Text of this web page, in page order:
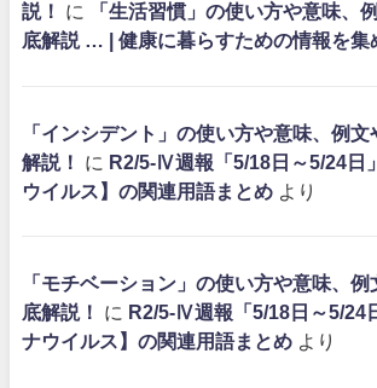
説！
に
「生活習慣」の使い方や意味、
底解説 … | 健康に暮らすための情報を集
「インシデント」の使い方や意味、例
解説！
に R2/5-Ⅳ週報「5/18日～5/24日
ウイルス】の関連用語まとめ より
「モチベーション」の使い方や意味、
底解説！
に R2/5-Ⅳ週報「5/18日～5/24
ナウイルス】の関連用語まとめ より